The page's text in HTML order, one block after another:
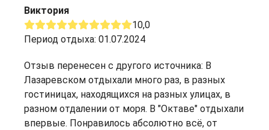
Виктория
10,0
Период отдыха: 01.07.2024
Отзыв перенесен с другого источника: В
Лазаревском отдыхали много раз, в разных
гостиницах, находящихся на разных улицах, в
разном отдалении от моря. В "Октаве" отдыхали
впервые. Понравилось абсолютно всё, от